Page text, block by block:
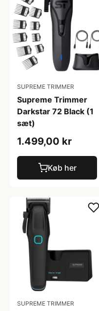
SUPREME TRIMMER
Supreme Trimmer
Darkstar 72 Black (1
sæt)
1.499,00 kr
Køb her
SUPREME TRIMMER